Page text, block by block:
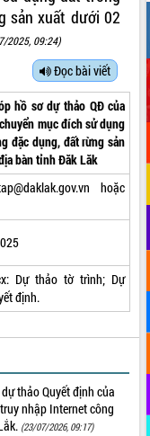
sản xuất dưới 02
2025, 09:24)
Đọc bài viết
hồ sơ dự thảo QĐ của
mục đích sử dụng
đặc dụng, đất rừng sản
bàn tỉnh Đăk Lăk
hoặc
Dự thảo tờ trình; Dự
định.
thảo Quyết định của
nhập Internet công
(23/07/2026, 09:17)